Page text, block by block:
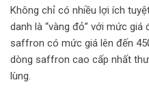
Không chỉ có nhiều lợi ích
danh là “vàng đỏ” với mức
saffron có mức giá lên đến
dòng saffron cao cấp nhất
lùng.